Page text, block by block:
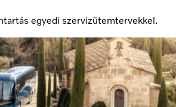
egyedi szervizütemtervekkel.